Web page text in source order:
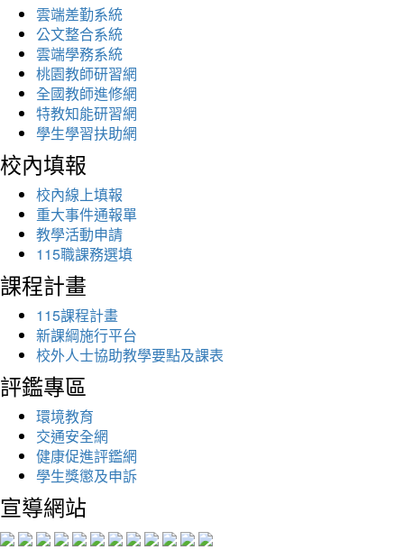
雲端差勤系統
公文整合系統
雲端學務系統
桃園教師研習網
全國教師進修網
特教知能研習網
學生學習扶助網
校內填報
校內線上填報
重大事件通報單
教學活動申請
115職課務選填
課程計畫
115課程計畫
新課綱施行平台
校外人士協助教學要點及課表
評鑑專區
環境教育
交通安全網
健康促進評鑑網
學生獎懲及申訴
宣導網站